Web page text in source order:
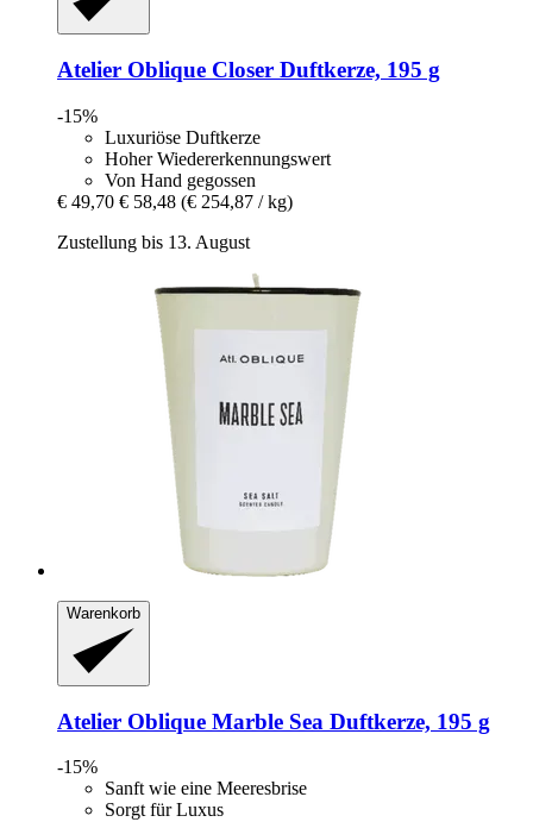
Atelier Oblique Closer Duftkerze, 195 g
-15%
Luxuriöse Duftkerze
Hoher Wiedererkennungswert
Von Hand gegossen
€ 49,70 € 58,48 (€ 254,87 / kg)
Zustellung bis 13. August
Warenkorb
Atelier Oblique Marble Sea Duftkerze, 195 g
-15%
Sanft wie eine Meeresbrise
Sorgt für Luxus